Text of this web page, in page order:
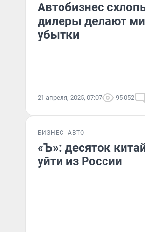
Автобизнес
дилеры делают
убытки
21 апреля, 2025, 07:07 95 052
БИЗНЕС АВТО
«Ъ»: десяток
уйти из России